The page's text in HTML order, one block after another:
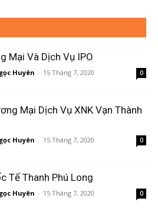
Mại Và Dịch Vụ IPO
Huyên - 15 Tháng 7, 2020 0
Mại Dịch Vụ XNK Vạn Thành
Huyên - 15 Tháng 7, 2020 0
Tế Thanh Phú Long
Huyên - 15 Tháng 7, 2020 0